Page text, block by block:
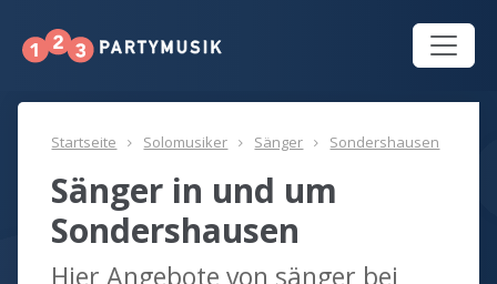
Startseite Solomusiker Sänger Sondershausen
Sänger in und um
Sondershausen
Hier Angebote von sänger bei